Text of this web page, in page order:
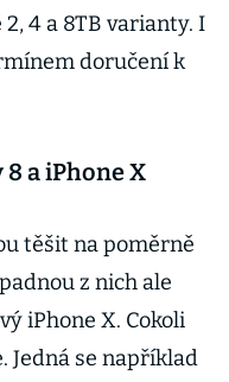
4 a 8TB varianty. I
doručení k
a iPhone X
těšit na poměrně
z nich ale
iPhone X. Cokoli
Jedná se například